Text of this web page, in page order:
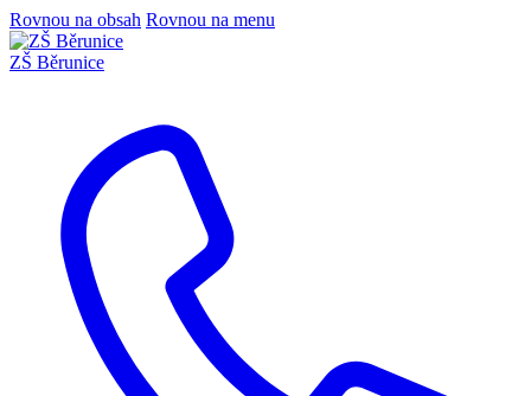
Rovnou na obsah Rovnou na menu
ZŠ Běrunice